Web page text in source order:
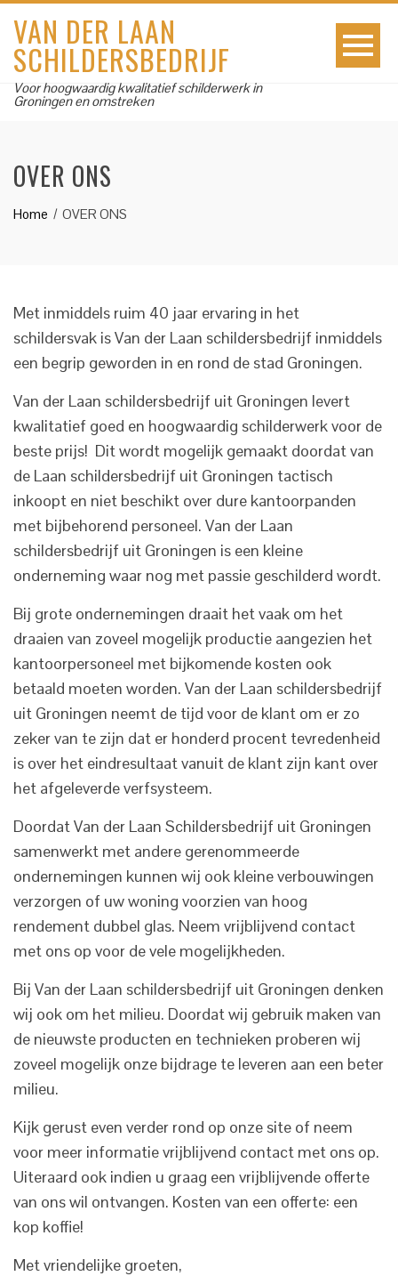
VAN DER LAAN
SCHILDERSBEDRIJF
Voor hoogwaardig kwalitatief schilderwerk in
Groningen en omstreken
OVER ONS
Home OVER ONS
Met inmiddels ruim 40 jaar ervaring in het
schildersvak is Van der Laan schildersbedrijf inmiddels
een begrip geworden in en rond de stad Groningen.
Van der Laan schildersbedrijf uit Groningen levert
kwalitatief goed en hoogwaardig schilderwerk voor de
beste prijs! Dit wordt mogelijk gemaakt doordat van
de Laan schildersbedrijf uit Groningen tactisch
inkoopt en niet beschikt over dure kantoorpanden
met bijbehorend personeel. Van der Laan
schildersbedrijf uit Groningen is een kleine
onderneming waar nog met passie geschilderd wordt.
Bij grote ondernemingen draait het vaak om het
draaien van zoveel mogelijk productie aangezien het
kantoorpersoneel met bijkomende kosten ook
betaald moeten worden. Van der Laan schildersbedrijf
uit Groningen neemt de tijd voor de klant om er zo
zeker van te zijn dat er honderd procent tevredenheid
is over het eindresultaat vanuit de klant zijn kant over
het afgeleverde verfsysteem.
Doordat Van der Laan Schildersbedrijf uit Groningen
samenwerkt met andere gerenommeerde
ondernemingen kunnen wij ook kleine verbouwingen
verzorgen of uw woning voorzien van hoog
rendement dubbel glas. Neem vrijblijvend contact
met ons op voor de vele mogelijkheden.
Bij Van der Laan schildersbedrijf uit Groningen denken
wij ook om het milieu. Doordat wij gebruik maken van
de nieuwste producten en technieken proberen wij
zoveel mogelijk onze bijdrage te leveren aan een beter
milieu.
Kijk gerust even verder rond op onze site of neem
voor meer informatie vrijblijvend contact met ons op.
Uiteraard ook indien u graag een vrijblijvende offerte
van ons wil ontvangen. Kosten van een offerte: een
kop koffie!
Met vriendelijke groeten,